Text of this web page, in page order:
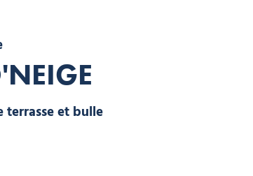
Vue extérieure terrasse et bulle, © Anne-Laure Muffat